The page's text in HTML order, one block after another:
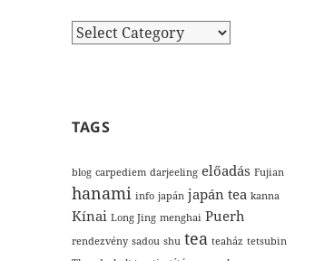
Categories
TAGS
blog carpediem darjeeling előadás Fujian
hanami info japán japán tea kanna
Kínai Long Jing menghai Puerh
rendezvény sadou shu tea teaház tetsubin